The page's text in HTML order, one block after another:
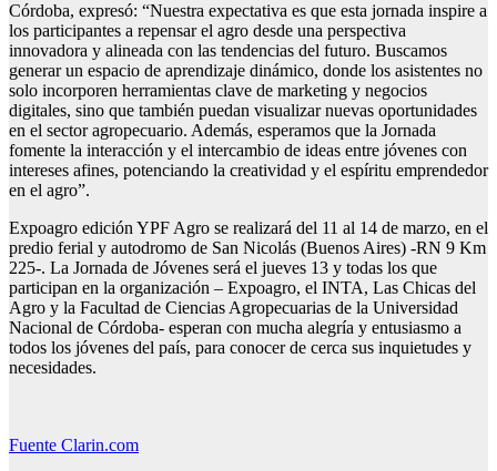
Córdoba, expresó: “Nuestra expectativa es que esta jornada inspire a
los participantes a repensar el agro desde una perspectiva
innovadora y alineada con las tendencias del futuro. Buscamos
generar un espacio de aprendizaje dinámico, donde los asistentes no
solo incorporen herramientas clave de marketing y negocios
digitales, sino que también puedan visualizar nuevas oportunidades
en el sector agropecuario. Además, esperamos que la Jornada
fomente la interacción y el intercambio de ideas entre jóvenes con
intereses afines, potenciando la creatividad y el espíritu emprendedor
en el agro”.
Expoagro edición YPF Agro se realizará del 11 al 14 de marzo, en el
predio ferial y autodromo de San Nicolás (Buenos Aires) -RN 9 Km
225-. La Jornada de Jóvenes será el jueves 13 y todas los que
participan en la organización – Expoagro, el INTA, Las Chicas del
Agro y la Facultad de Ciencias Agropecuarias de la Universidad
Nacional de Córdoba- esperan con mucha alegría y entusiasmo a
todos los jóvenes del país, para conocer de cerca sus inquietudes y
necesidades.
Fuente Clarin.com